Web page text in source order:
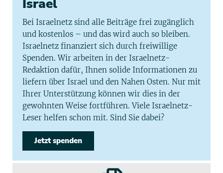
Israel
Bei Israelnetz sind alle Beiträge frei zugänglich
und kostenlos – und das wird auch so bleiben.
Israelnetz finanziert sich durch freiwillige
Spenden. Wir arbeiten in der Israelnetz-
Redaktion dafür, Ihnen solide Informationen zu
liefern über Israel und den Nahen Osten. Nur mit
Ihrer Unterstützung können wir dies in der
gewohnten Weise fortführen. Viele Israelnetz-
Leser helfen schon mit. Sind Sie dabei?
Jetzt spenden